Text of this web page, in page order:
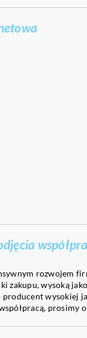
rozwojem
zakupu, wysoką
producent wysokiej
prosimy